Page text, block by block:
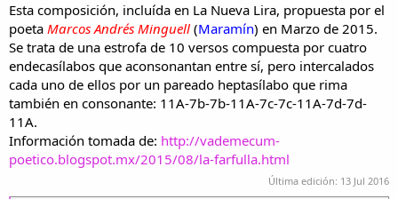
Esta composición, incluída en La Nueva Lira, propuesta por el
poeta Marcos Andrés Minguell (Maramín) en Marzo de 2015.
Se trata de una estrofa de 10 versos compuesta por cuatro
endecasílabos que aconsonantan entre sí, pero intercalados
cada uno de ellos por un pareado heptasílabo que rima
también en consonante: 11A-7b-7b-11A-7c-7c-11A-7d-7d-
11A.
Información tomada de: http://vademecum-
poetico.blogspot.mx/2015/08/la-farfulla.html
Última edición: 13 Jul 2016